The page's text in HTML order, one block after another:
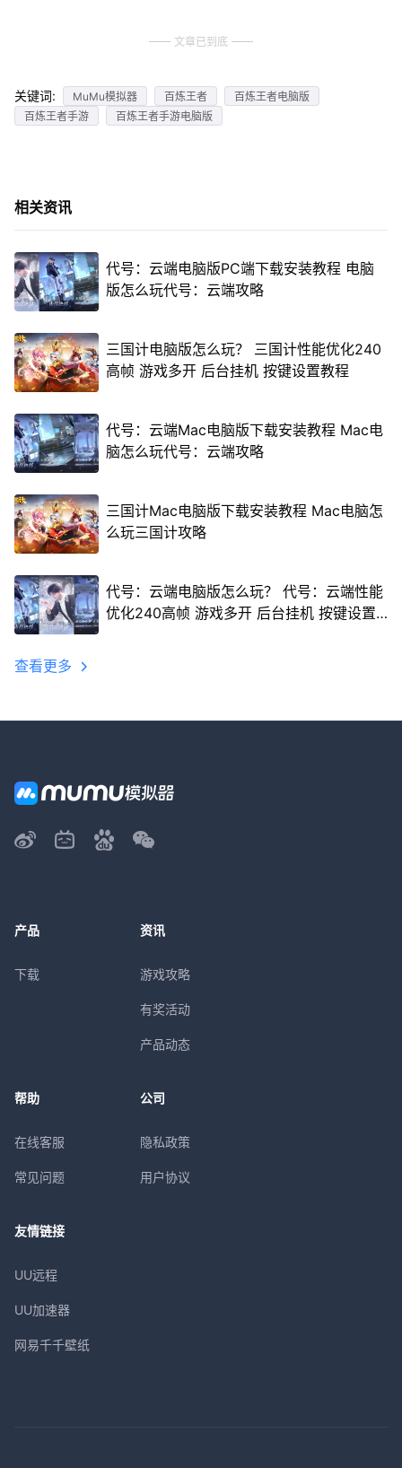
文章已到底
关键词: MuMu模拟器 百炼王者
百炼王者电脑版
百炼王者手游
百炼王者手游电脑版
相关资讯
代号：云端电脑版PC端下载安装教程 电脑
版怎么玩代号：云端攻略
三国计电脑版怎么玩？ 三国计性能优化240
高帧 游戏多开 后台挂机 按键设置教程
代号：云端Mac电脑版下载安装教程 Mac电
脑怎么玩代号：云端攻略
三国计Mac电脑版下载安装教程 Mac电脑怎
么玩三国计攻略
代号：云端电脑版怎么玩？ 代号：云端性能
优化240高帧 游戏多开 后台挂机 按键设置
查看更多
产品
下载
资讯
游戏攻略
有奖活动
产品动态
帮助
在线客服
常见问题
公司
隐私政策
用户协议
友情链接
UU远程
UU加速器
网易千千壁纸